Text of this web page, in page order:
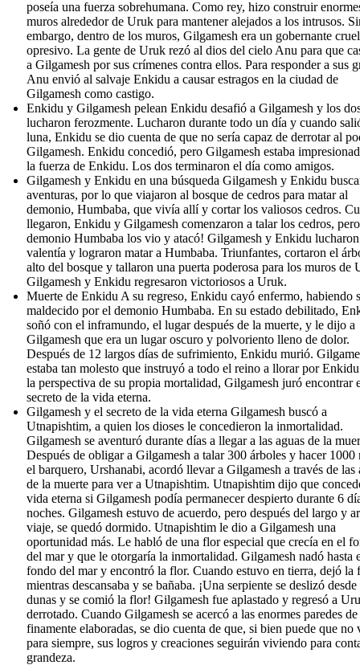
poseía una fuerza sobrehumana. Como rey, hizo construir
muros alrededor de Uruk para mantener alejados a los intrusos.
embargo, dentro de los muros, Gilgamesh era un gobernante
opresivo. La gente de Uruk rezó al dios del cielo Anu para que
a Gilgamesh por sus crímenes contra ellos. Para responder a sus
Anu envió al salvaje Enkidu a causar estragos en la ciudad de
Gilgamesh como castigo.
Enkidu y Gilgamesh pelean Enkidu desafió a Gilgamesh y los
lucharon ferozmente. Lucharon durante todo un día y cuando
luna, Enkidu se dio cuenta de que no sería capaz de derrotar al
Gilgamesh. Enkidu concedió, pero Gilgamesh estaba
la fuerza de Enkidu. Los dos terminaron el día como amigos.
Gilgamesh y Enkidu en una búsqueda Gilgamesh y Enkidu
aventuras, por lo que viajaron al bosque de cedros para matar al
demonio, Humbaba, que vivía allí y cortar los valiosos cedros.
llegaron, Enkidu y Gilgamesh comenzaron a talar los cedros,
demonio Humbaba los vio y atacó! Gilgamesh y Enkidu
valentía y lograron matar a Humbaba. Triunfantes, cortaron el
alto del bosque y tallaron una puerta poderosa para los muros de
Gilgamesh y Enkidu regresaron victoriosos a Uruk.
Muerte de Enkidu A su regreso, Enkidu cayó enfermo, habiendo
maldecido por el demonio Humbaba. En su estado debilitado,
soñó con el inframundo, el lugar después de la muerte, y le dijo a
Gilgamesh que era un lugar oscuro y polvoriento lleno de dolor.
Después de 12 largos días de sufrimiento, Enkidu murió.
estaba tan molesto que instruyó a todo el reino a llorar por
la perspectiva de su propia mortalidad, Gilgamesh juró encontrar
secreto de la vida eterna.
Gilgamesh y el secreto de la vida eterna Gilgamesh buscó a
Utnapishtim, a quien los dioses le concedieron la inmortalidad.
Gilgamesh se aventuró durante días a llegar a las aguas de la
Después de obligar a Gilgamesh a talar 300 árboles y hacer 1000
el barquero, Urshanabi, acordó llevar a Gilgamesh a través de las
de la muerte para ver a Utnapishtim. Utnapishtim dijo que
vida eterna si Gilgamesh podía permanecer despierto durante 6
noches. Gilgamesh estuvo de acuerdo, pero después del largo y
viaje, se quedó dormido. Utnapishtim le dio a Gilgamesh una
oportunidad más. Le habló de una flor especial que crecía en el
del mar y que le otorgaría la inmortalidad. Gilgamesh nadó hasta
fondo del mar y encontró la flor. Cuando estuvo en tierra, dejó la
mientras descansaba y se bañaba. ¡Una serpiente se deslizó desde
dunas y se comió la flor! Gilgamesh fue aplastado y regresó a
derrotado. Cuando Gilgamesh se acercó a las enormes paredes
finamente elaboradas, se dio cuenta de que, si bien puede que no
para siempre, sus logros y creaciones seguirán viviendo para
grandeza.